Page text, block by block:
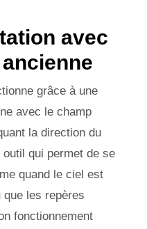
avec
grâce à une
avec le champ
la direction du
outil qui permet de se
quand le ciel est
que les repères
fonctionnement